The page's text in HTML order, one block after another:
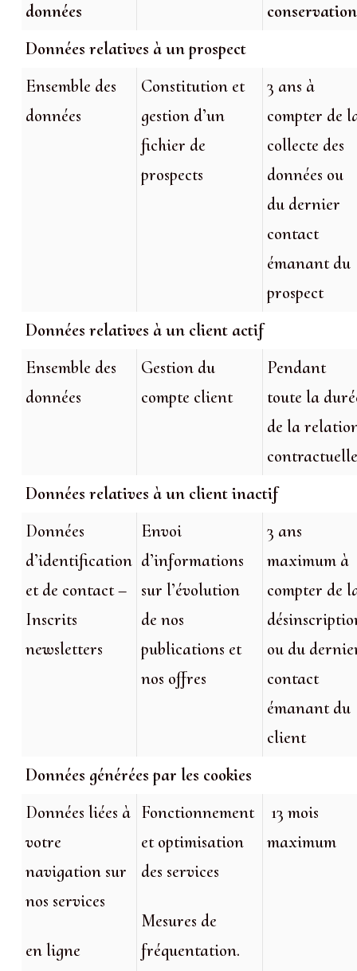
données
conservation
Données relatives à un prospect
Ensemble des
données
Constitution et
gestion d’un
fichier de
prospects
3 ans à
compter de
collecte des
données ou
du dernier
contact
émanant du
prospect
Données relatives à un client actif
Ensemble des
données
Gestion du
compte client
Pendant
toute la
de la
Données relatives à un client inactif
Données
d’identification
et de contact –
Inscrits
newsletters
Envoi
d’informations
sur l’évolution
de nos
publications et
nos offres
3 ans
maximum à
compter de
ou du
contact
émanant du
client
Données générées par les cookies
Données liées à
votre
navigation sur
nos services
en ligne
Fonctionnement
et optimisation
des services
Mesures de
fréquentation.
13 mois
maximum